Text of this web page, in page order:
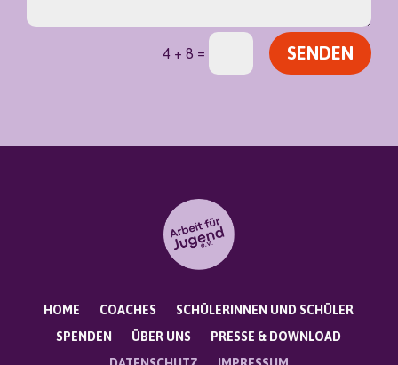
4 + 8 = SENDEN
HOME COACHES
SCHÜLERINNEN UND SCHÜLER
SPENDEN
ÜBER UNS
PRESSE & DOWNLOAD